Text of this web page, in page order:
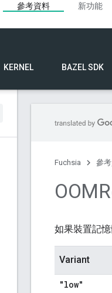
參考資料 新功能
KERNEL BAZEL SDK
Fuchsia 參
如果裝置記憶
Variant
"low"